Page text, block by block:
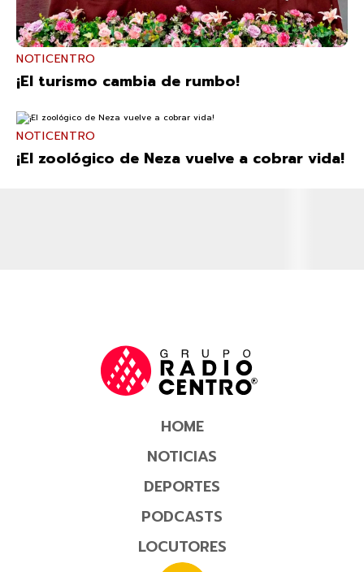
NOTICENTRO
¡El turismo cambia de rumbo!
NOTICENTRO
¡El zoológico de Neza vuelve a cobrar vida!
HOME
NOTICIAS
DEPORTES
PODCASTS
LOCUTORES